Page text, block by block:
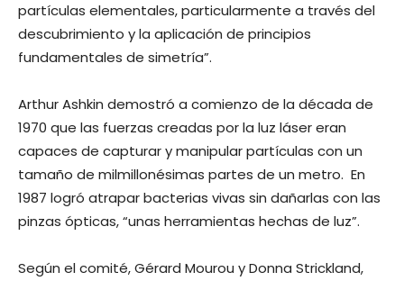
partículas elementales, particularmente a través del
descubrimiento y la aplicación de principios
fundamentales de simetría”.
Arthur Ashkin demostró a comienzo de la década de
1970 que las fuerzas creadas por la luz láser eran
capaces de capturar y manipular partículas con un
tamaño de milmillonésimas partes de un metro. En
1987 logró atrapar bacterias vivas sin dañarlas con las
pinzas ópticas, “unas herramientas hechas de luz”.
Según el comité, Gérard Mourou y Donna Strickland,